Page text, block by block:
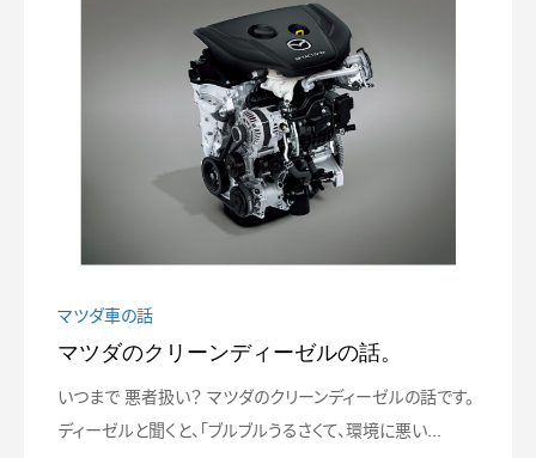
マツダ車の話
マツダのクリーンディーゼルの話。
いつまで 悪者扱い？ マツダのクリーンディーゼルの話です。
ディーゼルと聞くと、「ブルブルうるさくて、環境に悪い...